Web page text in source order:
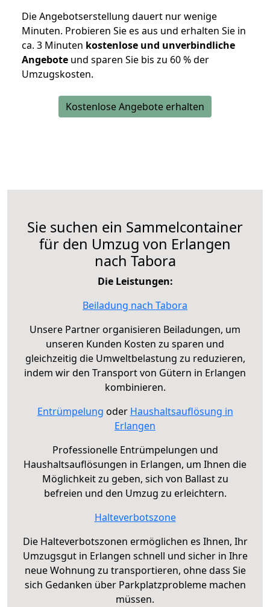
Die Angebotserstellung dauert nur wenige
Minuten. Probieren Sie es aus und erhalten Sie in
ca. 3 Minuten kostenlose und unverbindliche
Angebote und sparen Sie bis zu 60 % der
Umzugskosten.
Kostenlose Angebote erhalten
Sie suchen ein Sammelcontainer
für den Umzug von Erlangen
nach Tabora
Die Leistungen:
Beiladung nach Tabora
Unsere Partner organisieren Beiladungen, um
unseren Kunden Kosten zu sparen und
gleichzeitig die Umweltbelastung zu reduzieren,
indem wir den Transport von Gütern in Erlangen
kombinieren.
Entrümpelung oder Haushaltsauflösung in
Erlangen
Professionelle Entrümpelungen und
Haushaltsauflösungen in Erlangen, um Ihnen die
Möglichkeit zu geben, sich von Ballast zu
befreien und den Umzug zu erleichtern.
Halteverbotszone
Die Halteverbotszonen ermöglichen es Ihnen, Ihr
Umzugsgut in Erlangen schnell und sicher in Ihre
neue Wohnung zu transportieren, ohne dass Sie
sich Gedanken über Parkplatzprobleme machen
müssen.